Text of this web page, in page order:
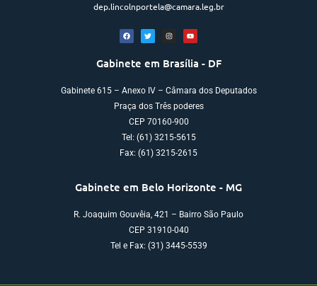
dep.lincolnportela@camara.leg.br
Gabinete em Brasília - DF
Gabinete 615 – Anexo IV – Câmara dos Deputados
Praça dos Três poderes
CEP 70160-900
Tel: (61) 3215-5615
Fax: (61) 3215-2615
Gabinete em Belo Horizonte - MG
R. Joaquim Gouvêia, 421 – Bairro São Paulo
CEP 31910-040
Tel e Fax: (31) 3445-5539